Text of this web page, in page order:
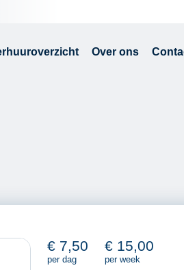
Over ons
€ 7,50
per dag
€ 15,00
per week